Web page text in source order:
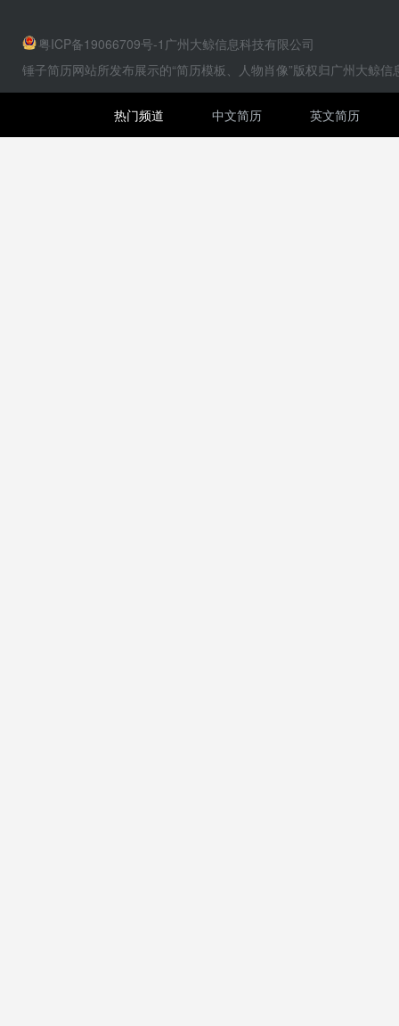
粤ICP备19066709号-1 广州大鲸信息科技有限公司
锤子简历网站所发布展示的“简历模板、人物肖像”版权归广州大鲸
热门频道 中文简历 英文简历